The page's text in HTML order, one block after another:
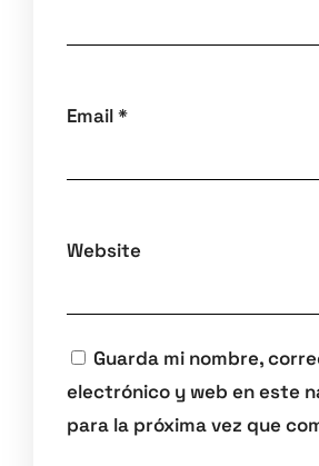
Email*
Website
Guarda mi nombre,
electrónico y web en este
para la próxima vez que